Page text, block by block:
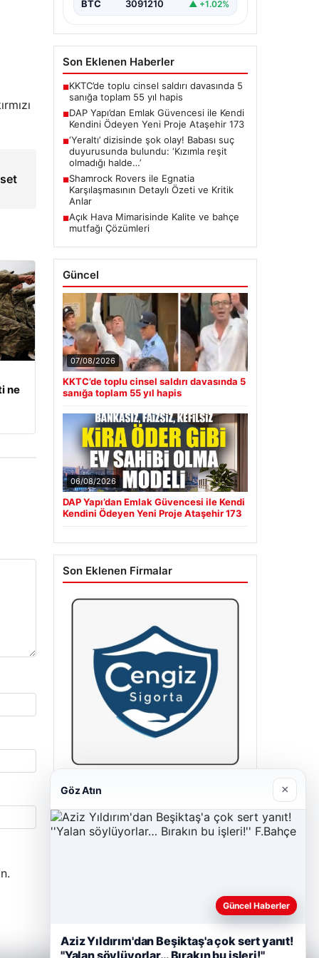
ne
BTC 3091210 ▲ +1.02%
Son Eklenen Haberler
■KKTC’de toplu cinsel saldırı davasında 5
sanığa toplam 55 yıl hapis
■DAP Yapı’dan Emlak Güvencesi ile Kendi
Kendini Ödeyen Yeni Proje Ataşehir 173
■‘Yeraltı’ dizisinde şok olay! Babası suç
duyurusunda bulundu: ‘Kızımla reşit
olmadığı halde…’
■Shamrock Rovers ile Egnatia
Karşılaşmasının Detaylı Özeti ve Kritik
Anlar
■Açık Hava Mimarisinde Kalite ve bahçe
mutfağı Çözümleri
Güncel
07/08/2026
KKTC’de toplu cinsel saldırı davasında 5
sanığa toplam 55 yıl hapis
06/08/2026
DAP Yapı’dan Emlak Güvencesi ile Kendi
Kendini Ödeyen Yeni Proje Ataşehir 173
Son Eklenen Firmalar
Cengiz Sigorta
23/06/2026
Göz Atın ×
Güncel Haberler
Aziz Yıldırım'dan Beşiktaş'a çok sert yanıt!
''Yalan söylüyorlar… Bırakın bu işleri!''